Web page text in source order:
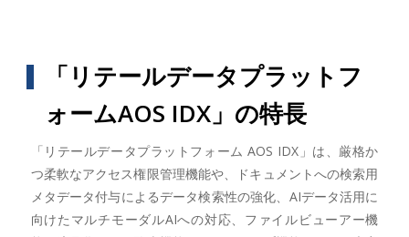
「リテールデータプラットフ
ォームAOS IDX」の特長
「リテールデータプラットフォーム AOS IDX」は、厳格か
つ柔軟なアクセス権限管理機能や、ドキュメントへの検索用
メタデータ付与によるデータ検索性の強化、AIデータ活用に
向けたマルチモーダルAIへの対応、ファイルビューアー機